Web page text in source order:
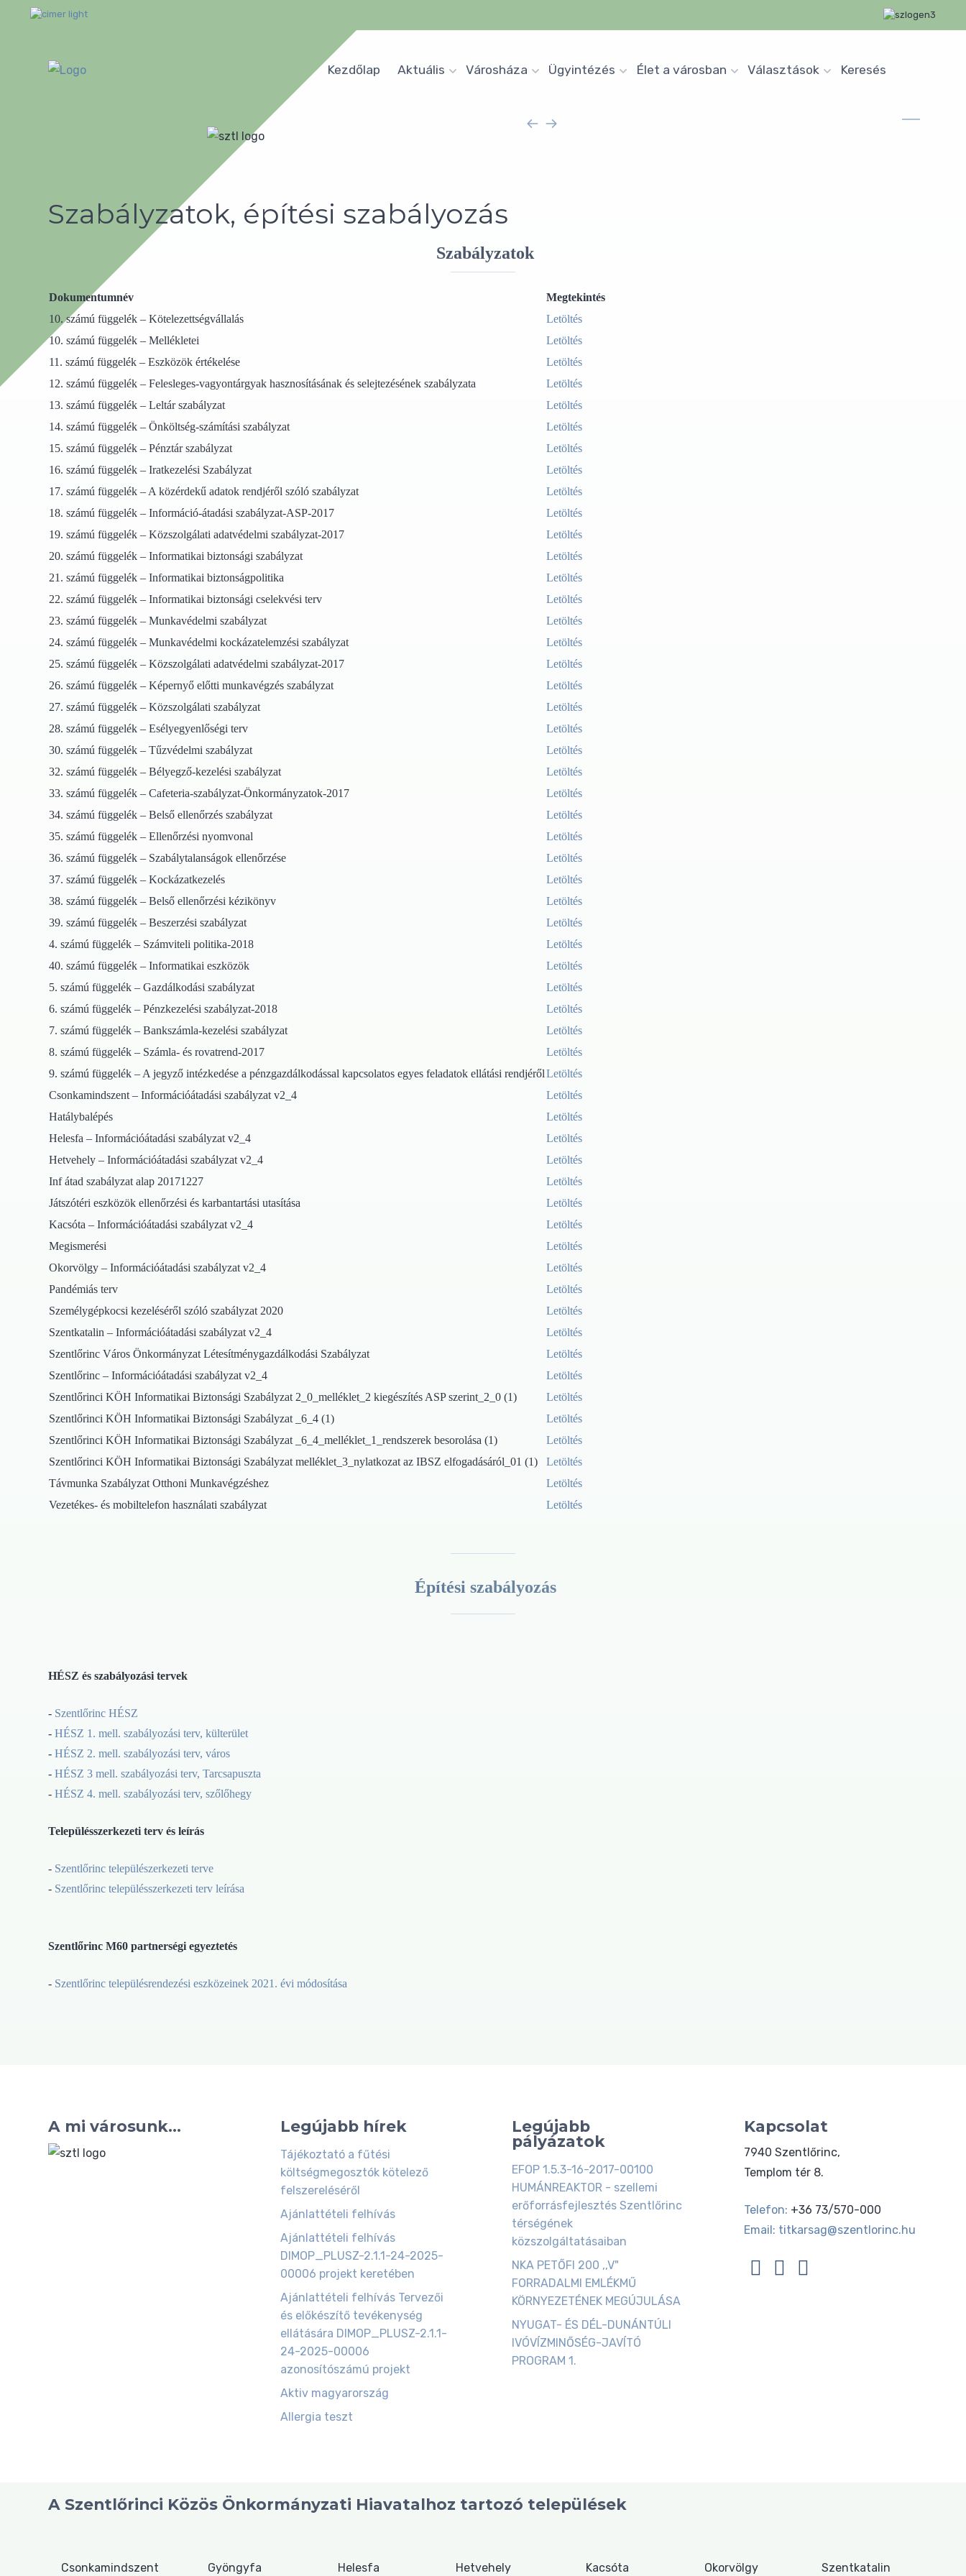
Kezdőlap Aktuális Városháza Ügyintézés Élet a városban Választások Keresés
Szabályzatok, építési szabályozás
Szabályzatok
Dokumentumnév
Megtekintés
10. számú függelék – Kötelezettségvállalás
Letöltés
10. számú függelék – Mellékletei
Letöltés
11. számú függelék – Eszközök értékelése
Letöltés
12. számú függelék – Felesleges-vagyontárgyak hasznosításának és selejtezésének szabályzata
Letöltés
13. számú függelék – Leltár szabályzat
Letöltés
14. számú függelék – Önköltség-számítási szabályzat
Letöltés
15. számú függelék – Pénztár szabályzat
Letöltés
16. számú függelék – Iratkezelési Szabályzat
Letöltés
17. számú függelék – A közérdekű adatok rendjéről szóló szabályzat
Letöltés
18. számú függelék – Információ-átadási szabályzat-ASP-2017
Letöltés
19. számú függelék – Közszolgálati adatvédelmi szabályzat-2017
Letöltés
20. számú függelék – Informatikai biztonsági szabályzat
Letöltés
21. számú függelék – Informatikai biztonságpolitika
Letöltés
22. számú függelék – Informatikai biztonsági cselekvési terv
Letöltés
23. számú függelék – Munkavédelmi szabályzat
Letöltés
24. számú függelék – Munkavédelmi kockázatelemzési szabályzat
Letöltés
25. számú függelék – Közszolgálati adatvédelmi szabályzat-2017
Letöltés
26. számú függelék – Képernyő előtti munkavégzés szabályzat
Letöltés
27. számú függelék – Közszolgálati szabályzat
Letöltés
28. számú függelék – Esélyegyenlőségi terv
Letöltés
30. számú függelék – Tűzvédelmi szabályzat
Letöltés
32. számú függelék – Bélyegző-kezelési szabályzat
Letöltés
33. számú függelék – Cafeteria-szabályzat-Önkormányzatok-2017
Letöltés
34. számú függelék – Belső ellenőrzés szabályzat
Letöltés
35. számú függelék – Ellenőrzési nyomvonal
Letöltés
36. számú függelék – Szabálytalanságok ellenőrzése
Letöltés
37. számú függelék – Kockázatkezelés
Letöltés
38. számú függelék – Belső ellenőrzési kézikönyv
Letöltés
39. számú függelék – Beszerzési szabályzat
Letöltés
4. számú függelék – Számviteli politika-2018
Letöltés
40. számú függelék – Informatikai eszközök
Letöltés
5. számú függelék – Gazdálkodási szabályzat
Letöltés
6. számú függelék – Pénzkezelési szabályzat-2018
Letöltés
7. számú függelék – Bankszámla-kezelési szabályzat
Letöltés
8. számú függelék – Számla- és rovatrend-2017
Letöltés
9. számú függelék – A jegyző intézkedése a pénzgazdálkodással kapcsolatos egyes feladatok ellátási rendjérőlLetöltés
Csonkamindszent – Információátadási szabályzat v2_4
Letöltés
Hatálybalépés
Letöltés
Helesfa – Információátadási szabályzat v2_4
Letöltés
Hetvehely – Információátadási szabályzat v2_4
Letöltés
Inf átad szabályzat alap 20171227
Letöltés
Játszótéri eszközök ellenőrzési és karbantartási utasítása
Letöltés
Kacsóta – Információátadási szabályzat v2_4
Letöltés
Megismerési
Letöltés
Okorvölgy – Információátadási szabályzat v2_4
Letöltés
Pandémiás terv
Letöltés
Személygépkocsi kezeléséről szóló szabályzat 2020
Letöltés
Szentkatalin – Információátadási szabályzat v2_4
Letöltés
Szentlőrinc Város Önkormányzat Létesítménygazdálkodási Szabályzat
Letöltés
Szentlőrinc – Információátadási szabályzat v2_4
Letöltés
Szentlőrinci KÖH Informatikai Biztonsági Szabályzat 2_0_melléklet_2 kiegészítés ASP szerint_2_0 (1)
Letöltés
Szentlőrinci KÖH Informatikai Biztonsági Szabályzat _6_4 (1)
Letöltés
Szentlőrinci KÖH Informatikai Biztonsági Szabályzat _6_4_melléklet_1_rendszerek besorolása (1)
Letöltés
Szentlőrinci KÖH Informatikai Biztonsági Szabályzat melléklet_3_nylatkozat az IBSZ elfogadásáról_01 (1)
Letöltés
Távmunka Szabályzat Otthoni Munkavégzéshez
Letöltés
Vezetékes- és mobiltelefon használati szabályzat
Letöltés
Építési szabályozás
HÉSZ és szabályozási tervek
- Szentlőrinc HÉSZ
- HÉSZ 1. mell. szabályozási terv, külterület
- HÉSZ 2. mell. szabályozási terv, város
- HÉSZ 3 mell. szabályozási terv, Tarcsapuszta
- HÉSZ 4. mell. szabályozási terv, szőlőhegy
Településszerkezeti terv és leírás
- Szentlőrinc települészerkezeti terve
- Szentlőrinc településszerkezeti terv leírása
Szentlőrinc M60 partnerségi egyeztetés
- Szentlőrinc településrendezési eszközeinek 2021. évi módosítása
A mi városunk... Legújabb hírek
Tájékoztató a fűtési
költségmegosztók kötelező
felszereléséről
Ajánlattételi felhívás
Ajánlattételi felhívás
DIMOP_PLUSZ-2.1.1-24-2025-
00006 projekt keretében
Ajánlattételi felhívás Tervezői
és előkészítő tevékenység
ellátására DIMOP_PLUSZ-2.1.1-
24-2025-00006
azonosítószámú projekt
Aktiv magyarország
Allergia teszt
Legújabb
pályázatok
EFOP 1.5.3-16-2017-00100
HUMÁNREAKTOR - szellemi
erőforrásfejlesztés Szentlőrinc
térségének
közszolgáltatásaiban
NKA PETŐFI 200 ,,V"
FORRADALMI EMLÉKMŰ
KÖRNYEZETÉNEK MEGÚJULÁSA
NYUGAT- ÉS DÉL-DUNÁNTÚLI
IVÓVÍZMINŐSÉG-JAVÍTÓ
PROGRAM 1.
Kapcsolat
7940 Szentlőrinc,
Templom tér 8.
Telefon: +36 73/570-000
Email: titkarsag@szentlorinc.hu
A Szentlőrinci Közös Önkormányzati Hiavatalhoz tartozó települések
Csonkamindszent Gyöngyfa Helesfa Hetvehely Kacsóta Okorvölgy Szentkatalin